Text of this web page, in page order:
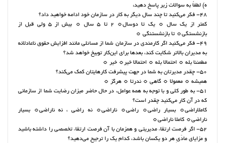
ه) لطفاً به سوالات زیر پاسخ دهید:
48- فکر می‌کنید تا چند سال دیگر به کار در سازمان خود ادامه خواهید داد؟
کمتر از یک سال ☼ یک تا دوسال☼ 2 تا 5 سال ☼ بیش از 5 ولی قبل از
بازنشستگی☼ تا بازنشستنگی ☼
49- فکر می‌کنید اگر کارمندی در سازمان شما از مسائلی مانند افزایش حقوق ناعادلانه
به مدیران بالاتر شکایت کند، بعدها برای این‌کار توبیخ خواهد شد؟
مطمئنا بله ☼ احتمالا بله ☼ احتمالا خیر☼ خیر ☼
50- چقدر مدیرتان به شما در جهت پیشرفت کارهایتان کمک می‌کند؟
همیشه ☼ معمولا ☼ گاهی ☼ ندرتا ☼ هرگز ☼
51- به طور کلی و با توجه به همه‌ عوامل، در حال حاضر میزان رضایت شما از سازمانی
که در آن کار می‌کنید چقدر است؟
کاملاراضی☼ بسیار راضی☼ راضی☼ ناراضی☼ نه راضی ، نه ناراضی☼ بسیار
ناراضی☼ کاملا ناراضی☼
52- اگر فرصت ارتقاء مدیریتی و همزمان با آن فرصت ارتقاء تخصصی را داشته باشید
و مزایای مادّیِ هر دو یکسان باشد، کدام یک را ترجیح می‌دهید؟